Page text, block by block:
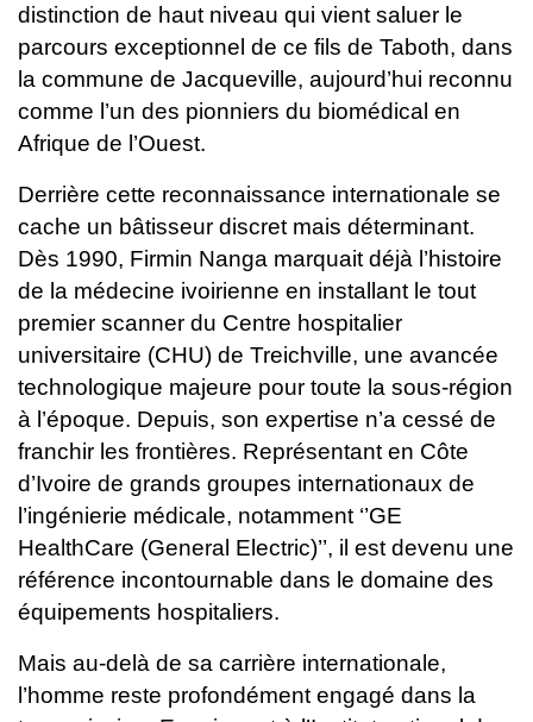
distinction de haut niveau qui vient saluer le
parcours exceptionnel de ce fils de Taboth, dans
la commune de Jacqueville, aujourd’hui reconnu
comme l’un des pionniers du biomédical en
Afrique de l’Ouest.
Derrière cette reconnaissance internationale se
cache un bâtisseur discret mais déterminant.
Dès 1990, Firmin Nanga marquait déjà l’histoire
de la médecine ivoirienne en installant le tout
premier scanner du Centre hospitalier
universitaire (CHU) de Treichville, une avancée
technologique majeure pour toute la sous-région
à l’époque. Depuis, son expertise n’a cessé de
franchir les frontières. Représentant en Côte
d’Ivoire de grands groupes internationaux de
l’ingénierie médicale, notamment ‘’GE
HealthCare (General Electric)’’, il est devenu une
référence incontournable dans le domaine des
équipements hospitaliers.
Mais au-delà de sa carrière internationale,
l’homme reste profondément engagé dans la